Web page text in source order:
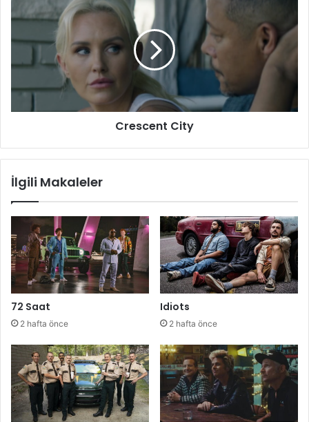
Crescent City
İlgili Makaleler
72 Saat
2 hafta önce
Idiots
2 hafta önce